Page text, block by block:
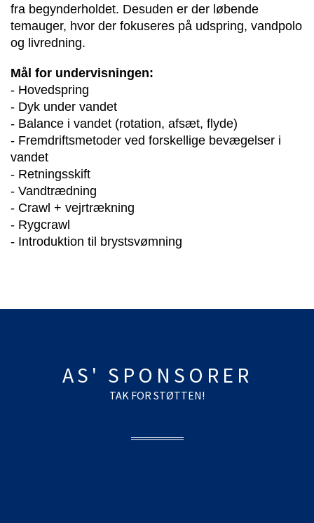
fra begynderholdet. Desuden er der løbende
temauger, hvor der fokuseres på udspring, vandpolo
og livredning.
Mål for undervisningen:
- Hovedspring
- Dyk under vandet
- Balance i vandet (rotation, afsæt, flyde)
- Fremdriftsmetoder ved forskellige bevægelser i
vandet
- Retningsskift
- Vandtrædning
- Crawl + vejrtrækning
- Rygcrawl
- Introduktion til brystsvømning
AS' SPONSORER
TAK FOR STØTTEN!